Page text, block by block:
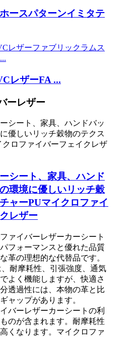
ースパターンイミタテ
レザーFA ...
ーレザー
シート、家具、ハンド
環境に優しいリッチ穀
ャーPUマイクロファイ
レザー
ァイバーレザーカーシート
フォーマンスと優れた品質
革の理想的な代替品です。
、耐摩耗性、引張強度、通気
よく機能しますが、快適さ
透過性には、本物の革と比
ャップがあります。
バーレザーカーシートの利
のが含まれます。‌耐摩耗性
くなります。マイクロファ